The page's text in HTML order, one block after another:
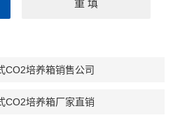
CO2培养箱销售公司
CO2培养箱厂家直销